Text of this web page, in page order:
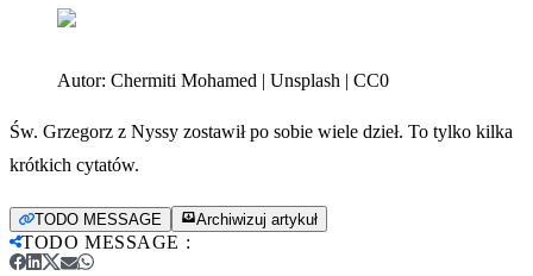
Autor: Chermiti Mohamed | Unsplash | CC0
Św. Grzegorz z Nyssy zostawił po sobie wiele dzieł. To tylko kilka
krótkich cytatów.
TODO MESSAGE Archiwizuj artykuł
TODO MESSAGE :